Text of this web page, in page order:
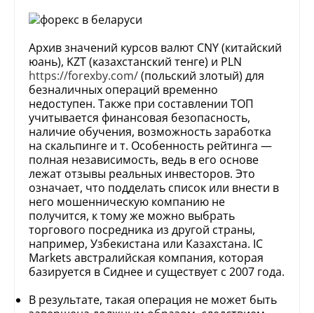
Архив значений курсов валют CNY (китайский
юань), KZT (казахстанский тенге) и PLN
https://forexby.com/(польский злотый) для
безналичных операций временно
недоступен. Также при составлении ТОП
учитывается финансовая безопасность,
наличие обучения, возможность заработка
на скальпинге и т. Особенность рейтинга —
полная независимость, ведь в его основе
лежат отзывы реальных инвесторов. Это
означает, что подделать список или внести в
него мошенническую компанию не
получится, к тому же можно выбрать
торгового посредника из другой страны,
например, Узбекистана или Казахстана. IC
Markets австралийская компания, которая
базируется в Сиднее и существует с 2007 года.
В результате, такая операция не может быть